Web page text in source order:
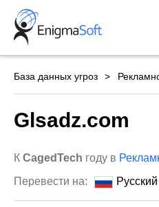
Skip
content
База данных угроз
Glsadz.com
К CagedTech году в
Перевести на:
Русский